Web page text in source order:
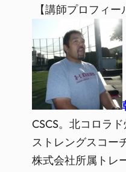
【講師プロフィー
CSCS。北コロラ
ストレングスコー
株式会社所属トレ